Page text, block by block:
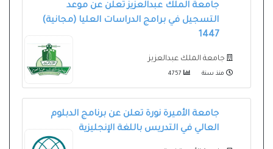
جامعة الملك عبدالعزيز تعلن عن موعد
التسجيل في برامج الدراسات العليا (مجانية)
1447
جامعة الملك عبدالعزيز
منذ سنة
جامعة الأميرة نورة تعلن عن برنامج الدبلوم
العالي في التدريس باللغة الإنجليزية